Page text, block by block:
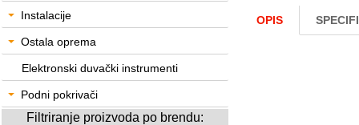
Instalacije
Ostala oprema
Elektronski duvački instrumenti
Podni pokrivači
Filtriranje proizvoda po brendu:
OPIS